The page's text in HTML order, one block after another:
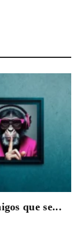
que se...